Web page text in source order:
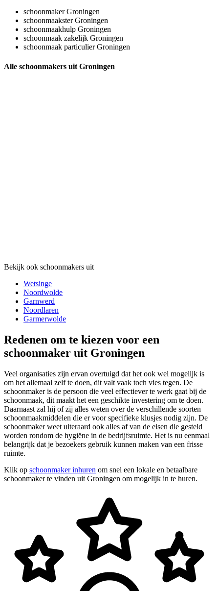
schoonmaker Groningen
schoonmaakster Groningen
schoonmaakhulp Groningen
schoonmaak zakelijk Groningen
schoonmaak particulier Groningen
Alle schoonmakers uit Groningen
Bekijk ook schoonmakers uit
Wetsinge
Noordwolde
Garnwerd
Noordlaren
Garmerwolde
Redenen om te kiezen voor een
schoonmaker uit Groningen
Veel organisaties zijn ervan overtuigd dat het ook wel mogelijk is
om het allemaal zelf te doen, dit valt vaak toch vies tegen. De
schoonmaker is de persoon die veel effectiever te werk gaat bij de
schoonmaak, dit maakt het een geschikte investering om te doen.
Daarnaast zal hij of zij alles weten over de verschillende soorten
schoonmaakmiddelen die er voor specifieke klusjes nodig zijn. De
schoonmaker weet uiteraard ook alles af van de eisen die gesteld
worden rondom de hygiëne in de bedrijfsruimte. Het is nu eenmaal
belangrijk dat je bezoekers gebruik kunnen maken van een frisse
ruimte.
Klik op schoonmaker inhuren om snel een lokale en betaalbare
schoonmaker te vinden uit Groningen om mogelijk in te huren.